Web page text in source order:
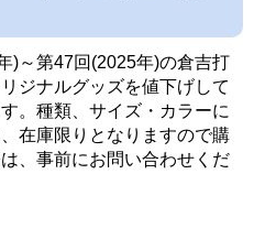
)～第47回(2025年)の倉吉打
ジナルグッズを値下げして
。 種類、サイズ・カラーに
在庫限りとなりますので購
、事前にお問い合わせくだ